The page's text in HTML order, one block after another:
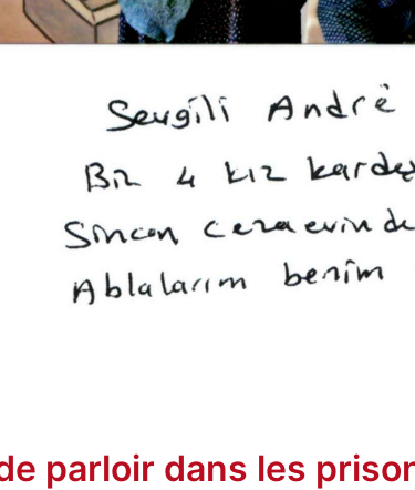
parloir dans les